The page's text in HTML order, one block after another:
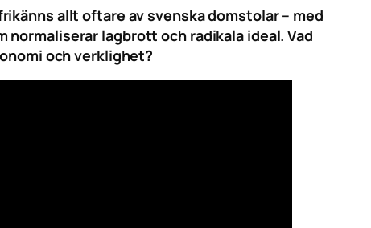
allt oftare av svenska domstolar – med
lagbrott och radikala ideal. Vad
och verklighet?